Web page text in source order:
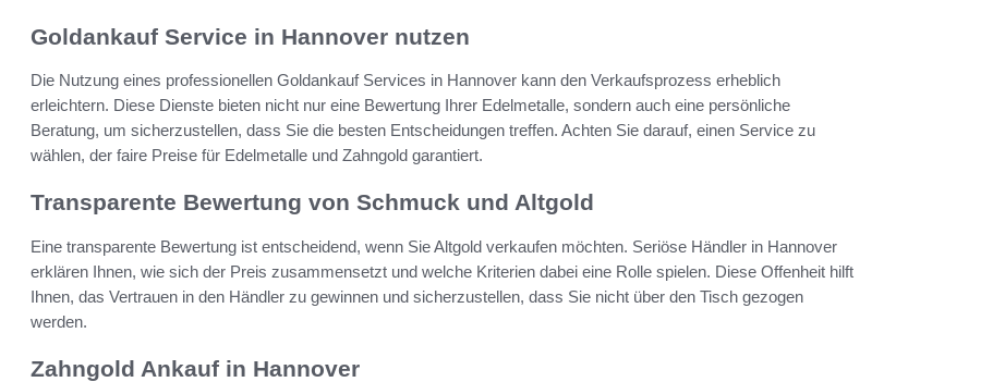
Goldankauf Service in Hannover nutzen
Die Nutzung eines professionellen Goldankauf Services in Hannover kann den Verkaufsprozess erheblich
erleichtern. Diese Dienste bieten nicht nur eine Bewertung Ihrer Edelmetalle, sondern auch eine persönliche
Beratung, um sicherzustellen, dass Sie die besten Entscheidungen treffen. Achten Sie darauf, einen Service zu
wählen, der faire Preise für Edelmetalle und Zahngold garantiert.
Transparente Bewertung von Schmuck und Altgold
Eine transparente Bewertung ist entscheidend, wenn Sie Altgold verkaufen möchten. Seriöse Händler in Hannover
erklären Ihnen, wie sich der Preis zusammensetzt und welche Kriterien dabei eine Rolle spielen. Diese Offenheit hilft
Ihnen, das Vertrauen in den Händler zu gewinnen und sicherzustellen, dass Sie nicht über den Tisch gezogen
werden.
Zahngold Ankauf in Hannover